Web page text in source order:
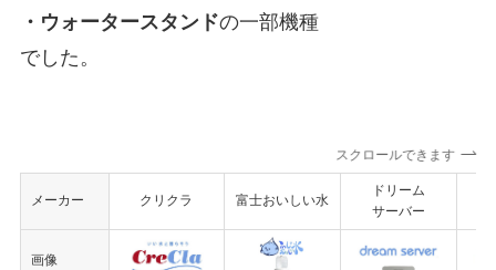
・ウォータースタンドの一部機種
でした。
スクロールできます
メーカー クリクラ 富士おいしい水
ドリーム
サーバー
画像